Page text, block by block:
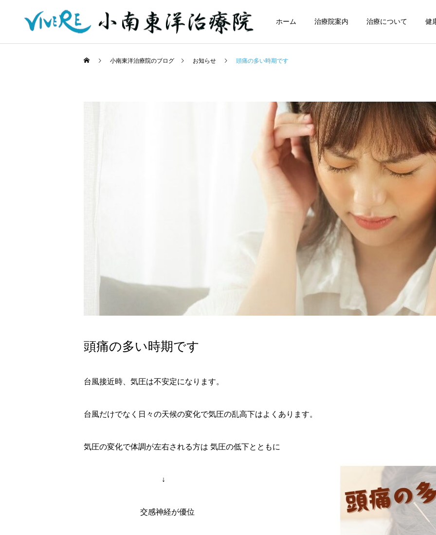
ホーム 治療院案内 治療について 健
小南東洋治療院のブログ お知らせ 頭痛の多い時期です
頭痛の多い時期です
台風接近時、気圧は不安定になります。
台風だけでなく日々の天候の変化で気圧の乱高下はよくあります。
気圧の変化で体調が左右される方は 気圧の低下とともに
↓
交感神経が優位